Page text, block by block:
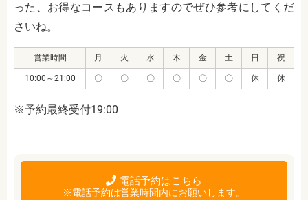
った、お得なコースもありますのでぜひ参考にしてくだ
さいね。
営業時間 月 火 水 木 金 土 日 祝
10:00～21:00 〇 〇 〇 〇 〇 〇 休 休
※予約最終受付19:00
電話予約はこちら
※電話予約は営業時間内にお願いします。